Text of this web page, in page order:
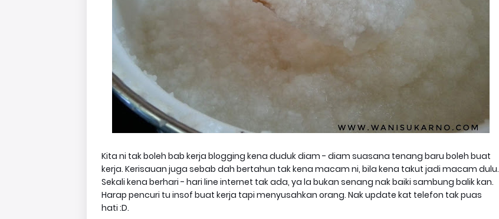
Kita ni tak boleh bab kerja blogging kena duduk diam - diam suasana tenang baru boleh buat
kerja. Kerisauan juga sebab dah bertahun tak kena macam ni, bila kena takut jadi macam dulu.
Sekali kena berhari - hari line internet tak ada, ya la bukan senang nak baiki sambung balik kan.
Harap pencuri tu insof buat kerja tapi menyusahkan orang. Nak update kat telefon tak puas
hati :D.